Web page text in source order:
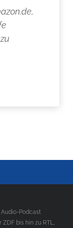
Podcast
ZDF bis hin zu RTL,